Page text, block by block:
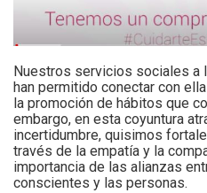
Nuestros servicios sociales a
han permitido conectar con
la promoción de hábitos que
embargo, en esta coyuntura
incertidumbre, quisimos
través de la empatía y la
importancia de las alianzas
conscientes y las personas.